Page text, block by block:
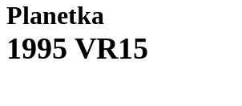
Planetka
1995 VR15